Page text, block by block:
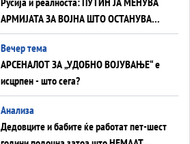
АРМИЈАТА ЗА ВОЈНА ШТО ОСТАНУВА
БЕЗ ФРОНТ
Вечер тема
АРСЕНАЛОТ ЗА „УДОБНО ВОЈУВАЊЕ“ е
исцрпен - што сега?
Анализа
Дедовците и бабите ќе работат пет-шест